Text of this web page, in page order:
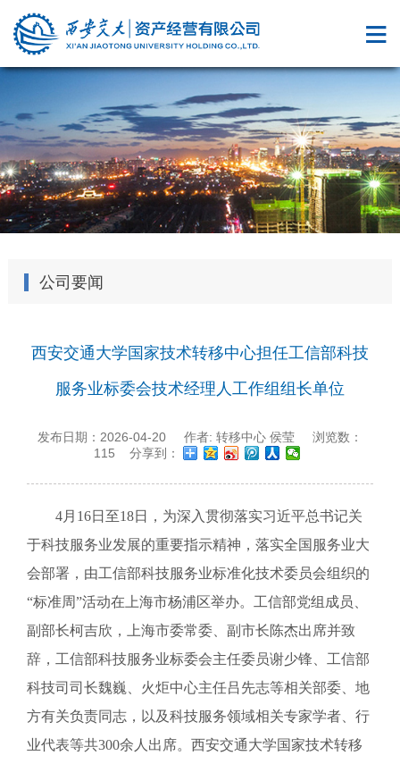
公司要闻
西安交通大学国家技术转移中心担任工信部科技
服务业标委会技术经理人工作组组长单位
发布日期： 2026-04-20作者: 转移中心 侯莹浏览数：
115 分享到：
4月16日至18日，为深入贯彻落实习近平总书记关
于科技服务业发展的重要指示精神，落实全国服务业大
会部署，由工信部科技服务业标准化技术委员会组织的
“标准周”活动在上海市杨浦区举办。工信部党组成员、
副部长柯吉欣，上海市委常委、副市长陈杰出席并致
辞，工信部科技服务业标委会主任委员谢少锋、工信部
科技司司长魏巍、火炬中心主任吕先志等相关部委、地
方有关负责同志，以及科技服务领域相关专家学者、行
业代表等共300余人出席。西安交通大学国家技术转移